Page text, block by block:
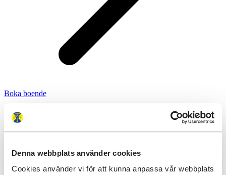
Denna webbplats använder cookies
Cookies använder vi för att kunna anpassa vår webbplats
Boka boende